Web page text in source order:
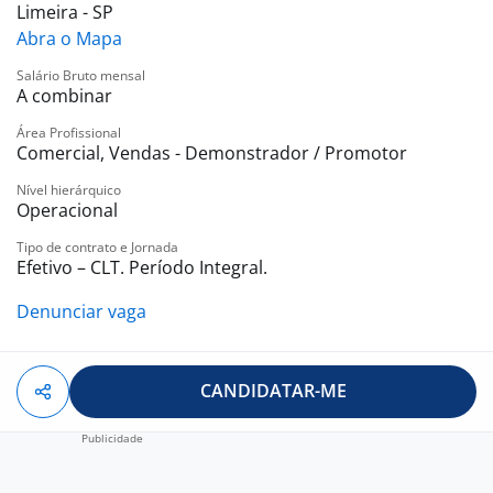
Verificação de validade
Realização de check-in e check-out via aplicativo
Relacionamento com a gerência da loja
Requisitos Obrigatórios:
CNH categoria A e moto própria
Disponibilidade para deslocamento entre as lojas
Maior de 18 anos
Documentação completa para início imediato
Limeira - SP
Abra o Mapa
Salário Bruto mensal
A combinar
Área Profissional
Comercial, Vendas - Demonstrador / Promotor
Nível hierárquico
Operacional
Tipo de contrato e Jornada
Efetivo – CLT. Período Integral.
Denunciar vaga
CANDIDATAR-ME